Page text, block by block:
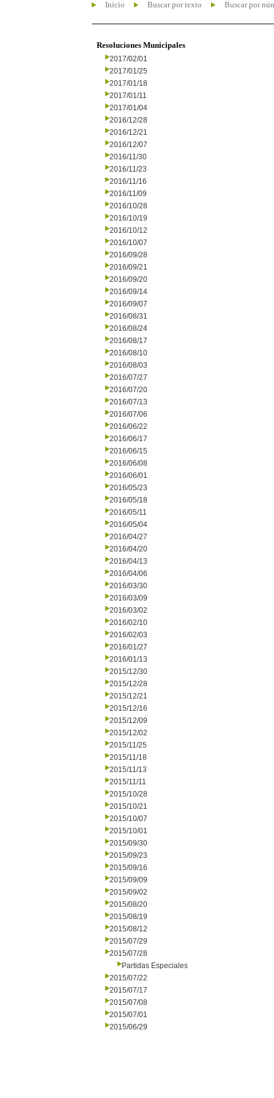
Inicio Buscar por texto Buscar por
Resoluciones Municipales
2017/02/01
2017/01/25
2017/01/18
2017/01/11
2017/01/04
2016/12/28
2016/12/21
2016/12/07
2016/11/30
2016/11/23
2016/11/16
2016/11/09
2016/10/28
2016/10/19
2016/10/12
2016/10/07
2016/09/28
2016/09/21
2016/09/20
2016/09/14
2016/09/07
2016/08/31
2016/08/24
2016/08/17
2016/08/10
2016/08/03
2016/07/27
2016/07/20
2016/07/13
2016/07/06
2016/06/22
2016/06/17
2016/06/15
2016/06/08
2016/06/01
2016/05/23
2016/05/18
2016/05/11
2016/05/04
2016/04/27
2016/04/20
2016/04/13
2016/04/06
2016/03/30
2016/03/09
2016/03/02
2016/02/10
2016/02/03
2016/01/27
2016/01/13
2015/12/30
2015/12/28
2015/12/21
2015/12/16
2015/12/09
2015/12/02
2015/11/25
2015/11/18
2015/11/13
2015/11/11
2015/10/28
2015/10/21
2015/10/07
2015/10/01
2015/09/30
2015/09/23
2015/09/16
2015/09/09
2015/09/02
2015/08/20
2015/08/19
2015/08/12
2015/07/29
2015/07/28
Partidas Especiales
2015/07/22
2015/07/17
2015/07/08
2015/07/01
2015/06/29